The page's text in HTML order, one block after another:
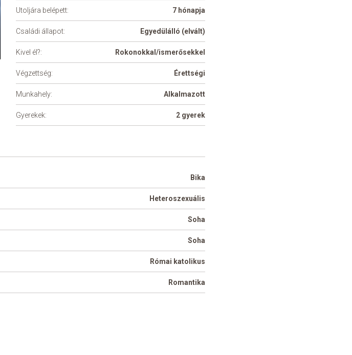
Utoljára belépett: 7 hónapja
Családi állapot: Egyedülálló (elvált)
Kivel él?: Rokonokkal/ismerősekkel
Végzettség: Érettségi
Munkahely: Alkalmazott
Gyerekek: 2 gyerek
Bika
Heteroszexuális
Soha
Soha
Római katolikus
Romantika